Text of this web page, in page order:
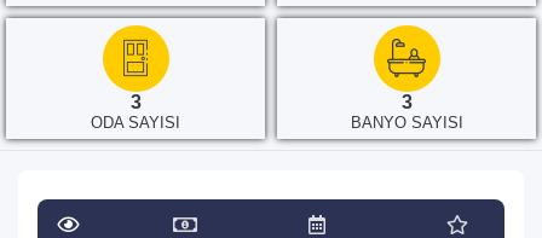
3
ODA SAYISI
3
BANYO SAYISI